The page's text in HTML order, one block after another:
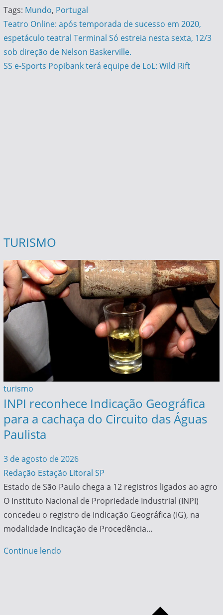
Tags: Mundo, Portugal
Navegação
de
Post
Teatro Online: após temporada de sucesso em 2020,
espetáculo teatral Terminal Só estreia nesta sexta, 12/3
sob direção de Nelson Baskerville.
SS e-Sports Popibank terá equipe de LoL: Wild Rift
TURISMO
turismo
INPI reconhece Indicação Geográfica
para a cachaça do Circuito das Águas
Paulista
3 de agosto de 2026
Redação Estação Litoral SP
Estado de São Paulo chega a 12 registros ligados ao agro
O Instituto Nacional de Propriedade Industrial (INPI)
concedeu o registro de Indicação Geográfica (IG), na
modalidade Indicação de Procedência…
Continue lendo